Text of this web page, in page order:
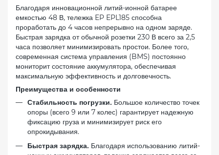
Благодаря инновационной литий-ионной батарее
емкостью 48 В, тележка EP EPL185 способна
проработать до 4 часов непрерывно на одном заряде.
Быстрая зарядка от обычной розетки 230 В всего за 2,5
часа позволяет минимизировать простои. Более того,
современная система управления (BMS) постоянно
мониторит состояние аккумулятора, обеспечивая
максимальную эффективность и долговечность.
Преимущества и особенности
Стабильность погрузки. Большое количество точек
опоры (всего 9 или 7 колес) гарантирует надежную
фиксацию груза и минимизирует риск его
опрокидывания.
Быстрая зарядка. Благодаря использованию литий-